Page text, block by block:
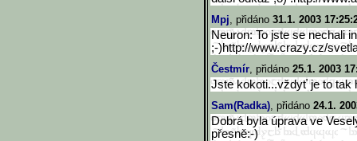
Mpj, přidáno 31.1. 2003
Neuron: To jste se nechali
;-)http://www.crazy.cz/
Čestmír, přidáno 25.1. 2003
Jste kokoti...vždyť je to tak
Sam(Radka), přidáno 24.1.
Dobrá byla úprava ve
přesně:-)